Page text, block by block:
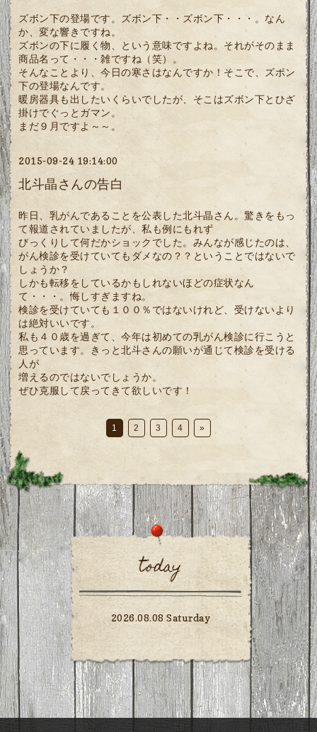
ズボン下の登場です。ズボン下・・ズボン下・・・。なん
か、変な響きですね。
ズボンの下に履く物、という意味ですよね。それがそのまま
商品名って・・・雑ですね（笑）。
そんなことより、今日の寒さはなんですか！そこで、ズボン
下の登場なんです。
暖房器具も出したいくらいでしたが、そこはズボン下とひざ
掛けでぐっとガマン。
まだ９月ですよ～～。
2015-09-24 19:14:00
北斗晶さんの告白
昨日、乳がんであることを公表した北斗晶さん。驚きをもっ
て報道されていましたが、私も例にもれず
びっくりして何だかショックでした。みんなが感じたのは、
がん検診を受けていてもダメなの？？ということではないで
しょうか？
しかも転移をしているかもしれないほどの症状なん
て・・・。悔しすぎますね。
検診を受けていても１００％ではないけれど、受けないより
は絶対いいです。
私も４０歳を過ぎて、今年は初めての乳がん検診に行こうと
思っています。きっと北斗さんの願いが通じて検診を受ける
人が
増えるのではないでしょうか。
ぜひ克服して戻ってきて欲しいです！
1 2 3 4 »
today
2026.08.08 Saturday